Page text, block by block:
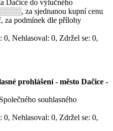
Dačice do výlučného
za sjednanou kupní cenu
za podmínek dle přílohy
Nehlasoval: 0, Zdržel se: 0,
prohlášení - město Dačice -
souhlasného
Nehlasoval: 0, Zdržel se: 0,